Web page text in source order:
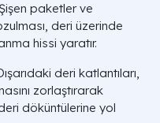
Şişen paketler ve
deri üzerinde
hissi yaratır.
deri katlantıları,
zorlaştırarak
döküntülerine yol